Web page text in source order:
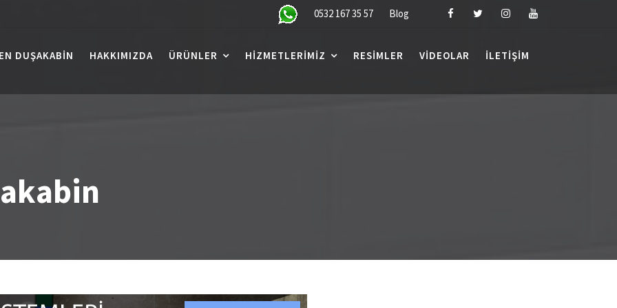
0532 167 35 57 Blog
DUŞAKABIN HAKKIMIZDA ÜRÜNLER HIZMETLERIMIZ RESIMLER VIDEOLAR İLETIŞIM